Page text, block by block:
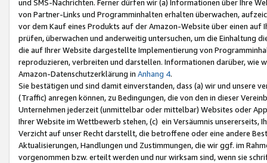
und SMS-Nachrichten. Ferner dürfen wir (a) Informationen über Ihre
von Partner-Links und Programminhalten erhalten überwachen,
vor dem Kauf eines Produkts auf der Amazon-Website über einen
prüfen, überwachen und anderweitig untersuchen, um die Einhaltung
die auf Ihrer Website dargestellte Implementierung von
reproduzieren, verbreiten und darstellen. Informationen darüber, wie
Amazon-Datenschutzerklärung in Anhang 4.
Sie bestätigen und sind damit einverstanden, dass (a) wir und
(Traffic) anregen können, zu Bedingungen, die von den in dieser
Unternehmen jederzeit (unmittelbar oder mittelbar) Websites oder
Ihrer Website im Wettbewerb stehen, (c) ein Versäumnis unsererseits,
Verzicht auf unser Recht darstellt, die betroffene oder eine andere
Aktualisierungen, Handlungen und Zustimmungen, die wir ggf. im
vorgenommen bzw. erteilt werden und nur wirksam sind, wenn sie